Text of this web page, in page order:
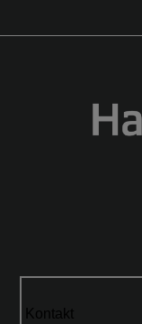
Kontakt